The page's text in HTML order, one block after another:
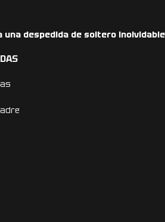
una despedida de soltero inolvidable